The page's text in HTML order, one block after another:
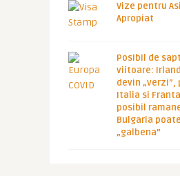
Vize pentru
Apropiat
Posibil de
viitoare:
devin „verzi”,
Italia si
posibil
Bulgaria
„galbena”